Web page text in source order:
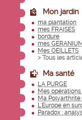
Mon jardin
ma plantation
mes FRAISES
bordure
mes
Mes OEILLETS
> Tous les
Ma santé
LA PURGE
Mes opérations
Ma Polyarthrite
L'Europe en
Paradox :